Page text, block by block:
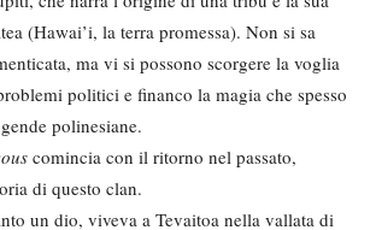
(Hawai’i, la terra promessa). Non si sa
ma vi si possono scorgere la voglia
politici e financo la magia che spesso
polinesiane.
comincia con il ritorno nel passato,
di questo clan.
un dio, viveva a Tevaitoa nella vallata di